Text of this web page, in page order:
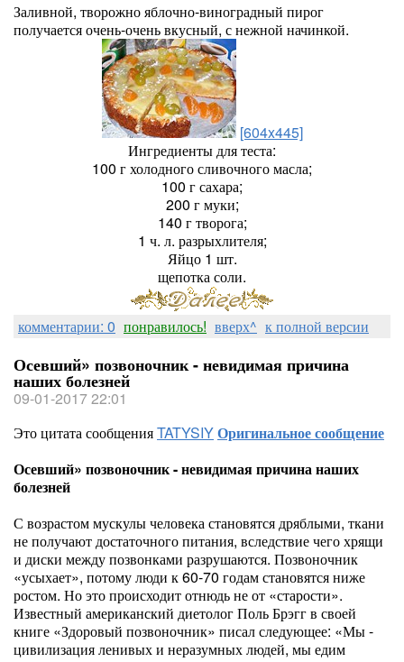
Заливной, творожно яблочно-виноградный пирог
получается очень-очень вкусный, с нежной начинкой.
[604x445]
Ингредиенты для теста:
100 г холодного сливочного масла;
100 г сахара;
200 г муки;
140 г творога;
1 ч. л. разрыхлителя;
Яйцо 1 шт.
щепотка соли.
комментарии: 0 понравилось! вверх^ к полной версии
Осевший» позвоночник - невидимая причина
наших болезней
09-01-2017 22:01
Это цитата сообщенияTATYSIYОригинальное сообщение
Осевший» позвоночник - невидимая причина наших
болезней
С возрастом мускулы человека становятся дряблыми, ткани
не получают достаточного питания, вследствие чего хрящи
и диски между позвонками разрушаются. Позвоночник
«усыхает», потому люди к 60-70 годам становятся ниже
ростом. Но это происходит отнюдь не от «старости».
Известный американский диетолог Поль Брэгг в своей
книге «Здоровый позвоночник» писал следующее: «Мы -
цивилизация ленивых и неразумных людей, мы едим